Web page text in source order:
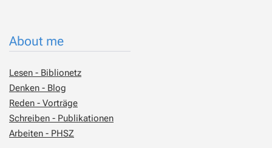
About me
Lesen - Biblionetz
Denken - Blog
Reden - Vorträge
Schreiben - Publikationen
Arbeiten - PHSZ